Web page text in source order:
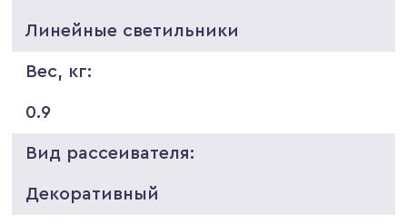
Линейные светильники
Вес, кг:
0.9
Вид рассеивателя:
Декоративный